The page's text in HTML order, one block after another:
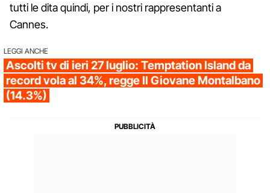
tutti le dita quindi, per i nostri rappresentanti a
Cannes.
LEGGI ANCHE
Ascolti tv di ieri 27 luglio: Temptation Island da
record vola al 34%, regge Il Giovane Montalbano
(14.3%)